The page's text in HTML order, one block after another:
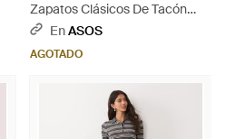
Zapatos Clásicos De Tacón
Con Puntera Fina De - Morado
EnASOS
AGOTADO